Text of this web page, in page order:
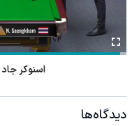
اسنوکر
دیدگاه‌ها